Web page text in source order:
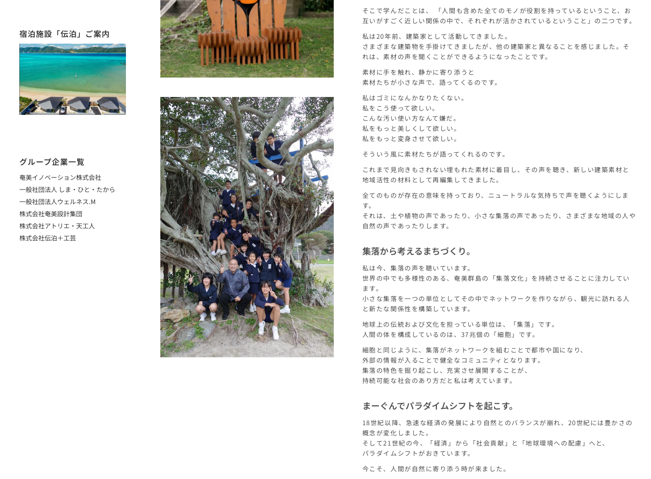
宿泊施設「伝泊」ご案内
グループ企業一覧
奄美イノベーション株式会社
一般社団法人 しま・ひと・たから
一般社団法人ウェルネス.M
株式会社奄美設計集団
株式会社アトリエ・天工人
株式会社伝泊＋工芸
そこで学んだことは、 「人間も含めた全てのモノが役割を持っているということ、お
互いがすごく近しい関係の中で、それぞれが活かされているということ」の二つです。
私は20年前、建築家として活動してきました。
さまざまな建築物を手掛けてきましたが、他の建築家と異なることを感じました。そ
れは、素材の声を聞くことができるようになったことです。
素材に手を触れ、静かに寄り添うと
素材たちが小さな声で、語ってくるのです。
私はゴミになんかなりたくない。
私をこう使って欲しい。
こんな汚い使い方なんて嫌だ。
私をもっと美しくして欲しい。
私をもっと変身させて欲しい。
そういう風に素材たちが語ってくれるのです。
これまで見向きもされない埋もれた素材に着目し、その声を聴き、新しい建築素材と
地域活性の材料として再編集してきました。
全てのものが存在の意味を持っており、ニュートラルな気持ちで声を聴くようにしま
す。
それは、土や植物の声であったり、小さな集落の声であったり、さまざまな地域の人や
自然の声であったりします。
集落から考えるまちづくり。
私は今、集落の声を聴いています。
世界の中でも多様性のある、奄美群島の「集落文化」を持続させることに注力してい
ます。
小さな集落を一つの単位としてその中でネットワークを作りながら、観光に訪れる人
と新たな関係性を構築しています。
地球上の伝統および文化を担っている単位は、「集落」です。
人間の体を構成しているのは、37兆個の「細胞」です。
細胞と同じように、集落がネットワークを組むことで都市や国になり、
外部の情報が入ることで健全なコミュニティとなります。
集落の特色を掘り起こし、充実させ展開することが、
持続可能な社会のあり方だと私は考えています。
まーぐんでパラダイムシフトを起こす。
18世紀以降、急速な経済の発展により自然とのバランスが崩れ、20世紀には豊かさの
概念が変化しました。
そして21世紀の今、「経済」から「社会貢献」と「地球環境への配慮」へと、
パラダイムシフトがおきています。
今こそ、人間が自然に寄り添う時が来ました。